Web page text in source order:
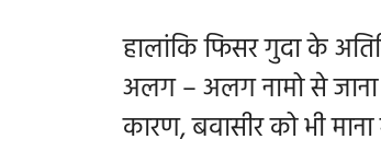
हालांकि फिसर गुदा के
अलग – अलग नामो से
कारण, बवासीर को भी